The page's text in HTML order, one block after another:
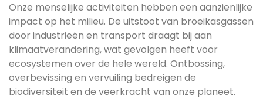
Onze menselijke activiteiten hebben een aanzienlijke
impact op het milieu. De uitstoot van broeikasgassen
door industrieën en transport draagt bij aan
klimaatverandering, wat gevolgen heeft voor
ecosystemen over de hele wereld. Ontbossing,
overbevissing en vervuiling bedreigen de
biodiversiteit en de veerkracht van onze planeet.